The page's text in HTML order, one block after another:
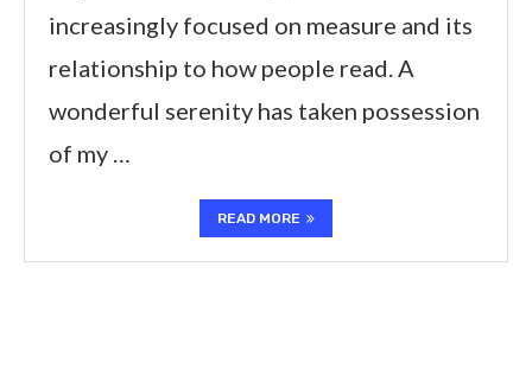
increasingly focused on measure and its
relationship to how people read. A
wonderful serenity has taken possession
of my …
READ MORE